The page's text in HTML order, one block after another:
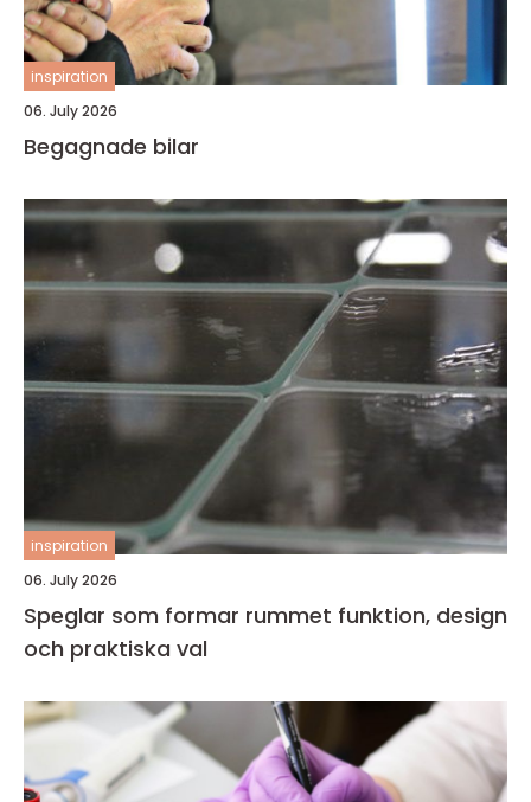
inspiration
06. July 2026
Begagnade bilar
inspiration
06. July 2026
Speglar som formar rummet funktion, design
och praktiska val